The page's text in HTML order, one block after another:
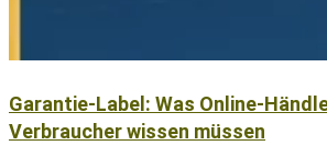
Garantie-Label: Was Online-
Verbraucher wissen müssen